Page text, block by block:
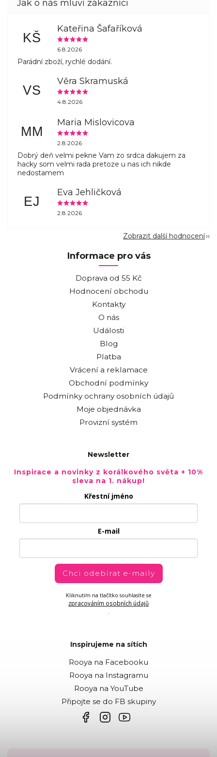
KŠ
Kateřina Šafaříková
6.8.2026
Parádní zboží, rychlé dodání.
VS
Věra Skramuská
4.8.2026
MM
Maria Mislovicova
2.8.2026
Dobrý deň velmi pekne Vam zo srdca dakujem za
hacky som velmi rada pretoze u nas ich nikde
nedostamem
EJ
Eva Jehličková
2.8.2026
Zobrazit další hodnocení
Informace pro vás
Doprava od 55 Kč
Hodnocení obchodu
Kontakty
O nás
Události
Blog
Platba
Vrácení a reklamace
Obchodní podmínky
Podmínky ochrany osobních údajů
Moje objednávka
Provizní systém
Newsletter
Inspirace a novinky z korálkového světa + 10%
sleva na 1. nákup!
Křestní jméno
E-mail
Chci odebírat e-maily
Kliknutím na tlačítko souhlasíte se
zpracováním osobních údajů
.
Inspirujeme na sítích
Rooya na Facebooku
Rooya na Instagramu
Rooya na YouTube
Připojte se do FB skupiny